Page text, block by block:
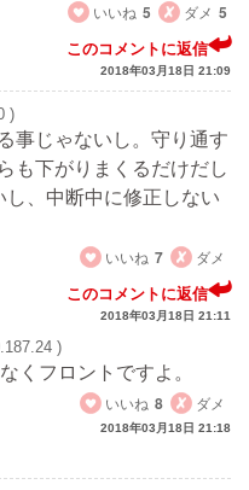
いいね 5 ダメ 5
このコメントに返信
2018年03月18日 21:09
)
事じゃないし。守り通す
も下がりまくるだけだし
、中断中に修正しない
いいね 7 ダメ
このコメントに返信
2018年03月18日 21:11
)
くフロントですよ。
いいね 8 ダメ
2018年03月18日 21:18